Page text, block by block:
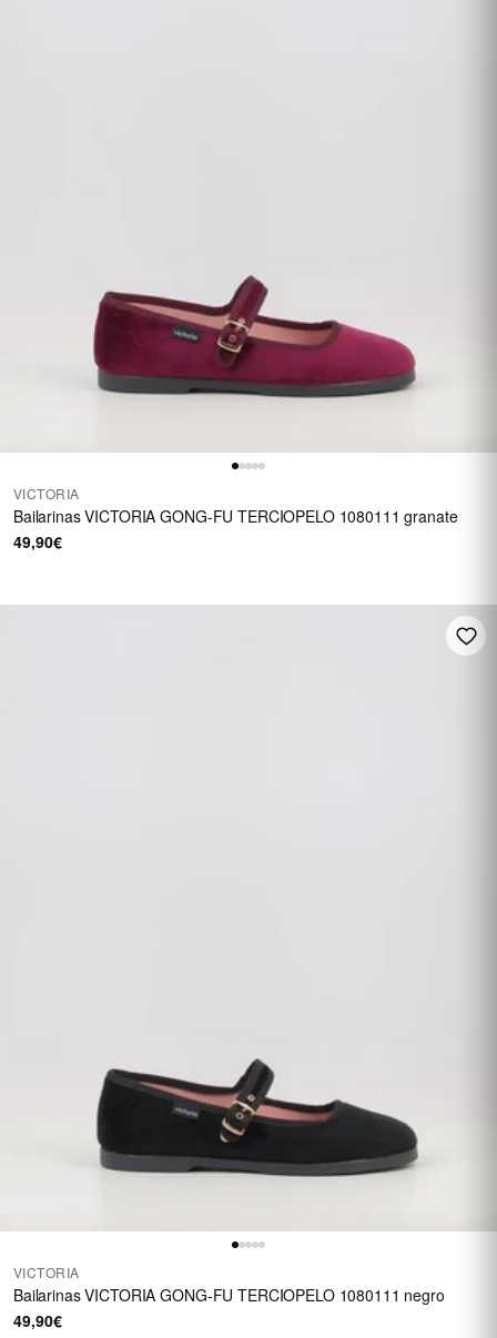
VICTORIA
Bailarinas VICTORIA GONG-FU TERCIOPELO 1080111 granate
49,90€
VICTORIA
Bailarinas VICTORIA GONG-FU TERCIOPELO 1080111 negro
49,90€